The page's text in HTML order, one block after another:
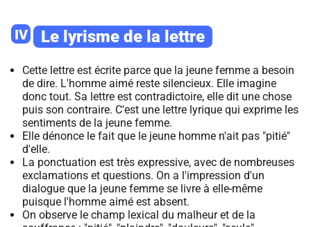
IV Le lyrisme de la lettre
Cette lettre est écrite parce que la jeune femme a besoin
de dire. L'homme aimé reste silencieux. Elle imagine
donc tout. Sa lettre est contradictoire, elle dit une chose
puis son contraire. C'est une lettre lyrique qui exprime les
sentiments de la jeune femme.
Elle dénonce le fait que le jeune homme n'ait pas "pitié"
d'elle.
La ponctuation est très expressive, avec de nombreuses
exclamations et questions. On a l'impression d'un
dialogue que la jeune femme se livre à elle-même
puisque l'homme aimé est absent.
On observe le champ lexical du malheur et de la